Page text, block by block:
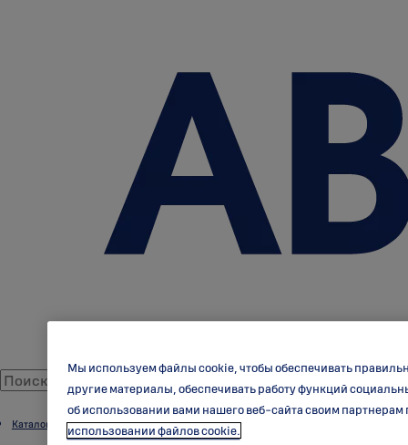
Каталог продукции
Мы используем файлы cookie, чтобы обеспечивать
другие материалы, обеспечивать работу функций
об использовании вами нашего веб-сайта своим
использовании файлов cookie.